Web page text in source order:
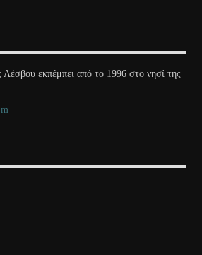
εκπέμπει από το 1996 στο νησί της